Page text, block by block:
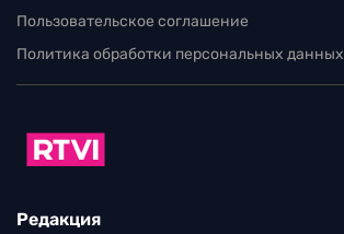
Пользовательское соглашение
Политика обработки персональных данных
Редакция